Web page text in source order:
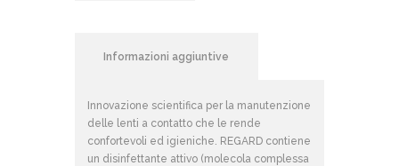
Informazioni aggiuntive
Innovazione scientifica per la manutenzione
delle lenti a contatto che le rende
confortevoli ed igieniche. REGARD contiene
un disinfettante attivo (molecola complessa